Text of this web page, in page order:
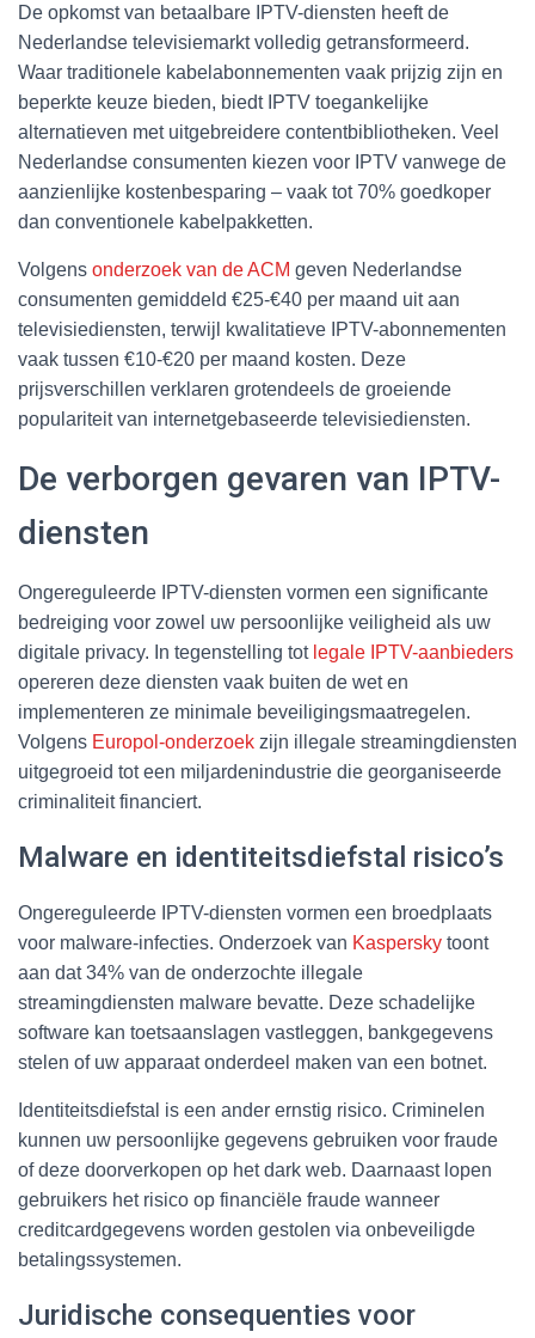
De opkomst van betaalbare IPTV-diensten heeft de
Nederlandse televisiemarkt volledig getransformeerd.
Waar traditionele kabelabonnementen vaak prijzig zijn en
beperkte keuze bieden, biedt IPTV toegankelijke
alternatieven met uitgebreidere contentbibliotheken. Veel
Nederlandse consumenten kiezen voor IPTV vanwege de
aanzienlijke kostenbesparing – vaak tot 70% goedkoper
dan conventionele kabelpakketten.
Volgens onderzoek van de ACM geven Nederlandse
consumenten gemiddeld €25-€40 per maand uit aan
televisiediensten, terwijl kwalitatieve IPTV-abonnementen
vaak tussen €10-€20 per maand kosten. Deze
prijsverschillen verklaren grotendeels de groeiende
populariteit van internetgebaseerde televisiediensten.
De verborgen gevaren van IPTV-
diensten
Ongereguleerde IPTV-diensten vormen een significante
bedreiging voor zowel uw persoonlijke veiligheid als uw
digitale privacy. In tegenstelling tot legale IPTV-aanbieders
opereren deze diensten vaak buiten de wet en
implementeren ze minimale beveiligingsmaatregelen.
Volgens Europol-onderzoek zijn illegale streamingdiensten
uitgegroeid tot een miljardenindustrie die georganiseerde
criminaliteit financiert.
Malware en identiteitsdiefstal risico’s
Ongereguleerde IPTV-diensten vormen een broedplaats
voor malware-infecties. Onderzoek van Kaspersky toont
aan dat 34% van de onderzochte illegale
streamingdiensten malware bevatte. Deze schadelijke
software kan toetsaanslagen vastleggen, bankgegevens
stelen of uw apparaat onderdeel maken van een botnet.
Identiteitsdiefstal is een ander ernstig risico. Criminelen
kunnen uw persoonlijke gegevens gebruiken voor fraude
of deze doorverkopen op het dark web. Daarnaast lopen
gebruikers het risico op financiële fraude wanneer
creditcardgegevens worden gestolen via onbeveiligde
betalingssystemen.
Juridische consequenties voor